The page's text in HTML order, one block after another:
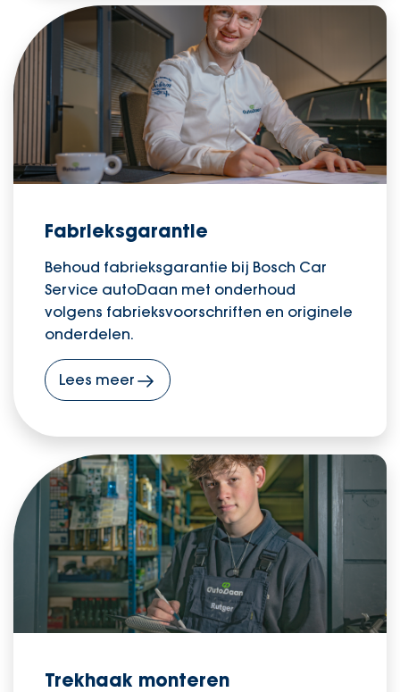
Fabrieksgarantie
Behoud fabrieksgarantie bij Bosch Car
Service autoDaan met onderhoud
volgens fabrieksvoorschriften en originele
onderdelen.
Lees meer
Trekhaak monteren